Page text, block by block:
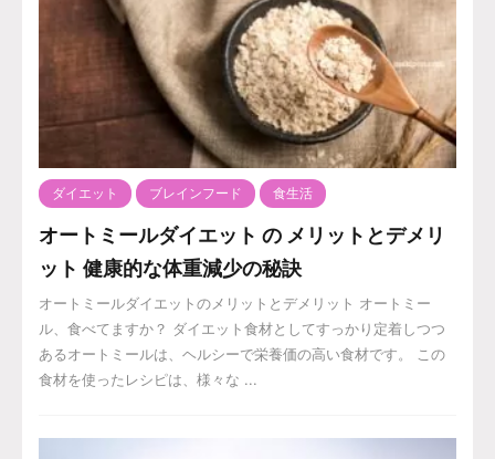
ダイエット ブレインフード 食生活
オートミールダイエット の メリットとデメリ
ット 健康的な体重減少の秘訣
オートミールダイエットのメリットとデメリット オートミー
ル、食べてますか？ ダイエット食材としてすっかり定着しつつ
あるオートミールは、ヘルシーで栄養価の高い食材です。 この
食材を使ったレシピは、様々な ...